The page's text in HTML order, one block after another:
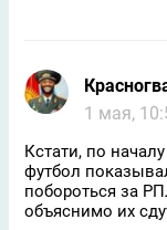
1 мая,
Кстати, по
футбол
побороться за
объяснимо их